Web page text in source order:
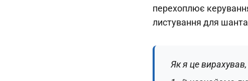
перехоплює
листування для
Як я це